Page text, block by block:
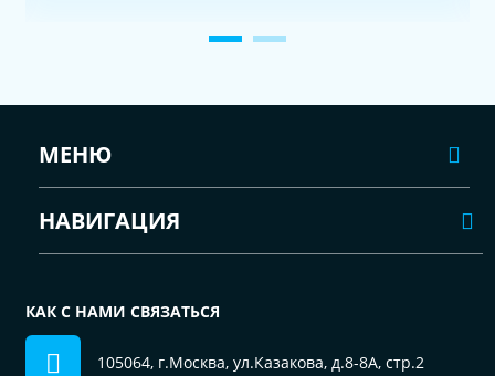
МЕНЮ
НАВИГАЦИЯ
КАК С НАМИ СВЯЗАТЬСЯ
105064, г.Москва, ул.Казакова, д.8-8А, стр.2